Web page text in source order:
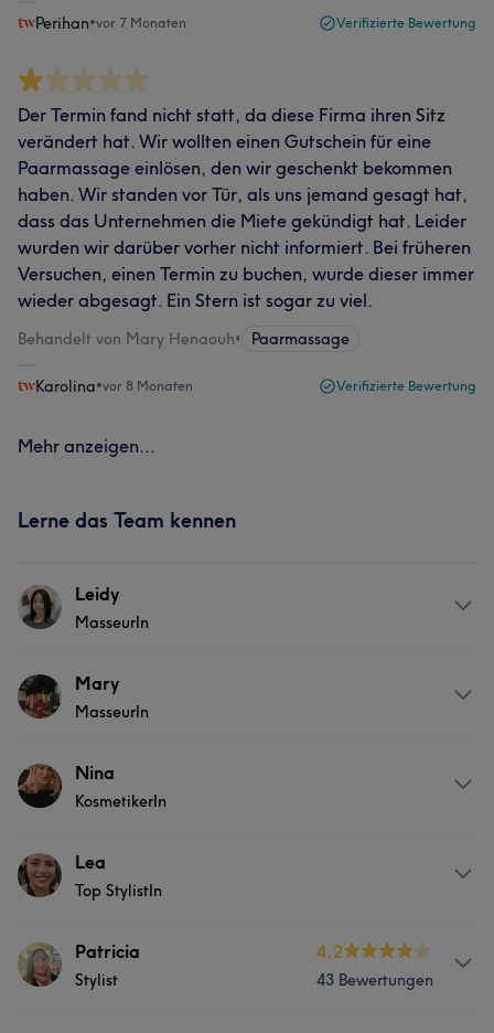
Perihan•vor 7 Monaten Verifizierte Bewertung
Der Termin fand nicht statt, da diese Firma ihren Sitz
verändert hat. Wir wollten einen Gutschein für eine
Paarmassage einlösen, den wir geschenkt bekommen
haben. Wir standen vor Tür, als uns jemand gesagt hat,
dass das Unternehmen die Miete gekündigt hat. Leider
wurden wir darüber vorher nicht informiert. Bei früheren
Versuchen, einen Termin zu buchen, wurde dieser immer
wieder abgesagt. Ein Stern ist sogar zu viel.
Behandelt von Mary Henaouh• Paarmassage
Karolina•vor 8 Monaten Verifizierte Bewertung
Mehr anzeigen...
Lerne das Team kennen
Leidy
MasseurIn
ServicesMary
MasseurIn
ServicesNina
KosmetikerIn
ServicesLea
Top StylistIn
ServicesPatricia
Stylist
4.2
43 Bewertungen